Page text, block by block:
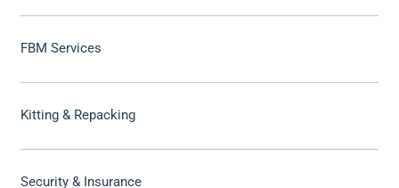
FBM Services
Kitting & Repacking
Security & Insurance